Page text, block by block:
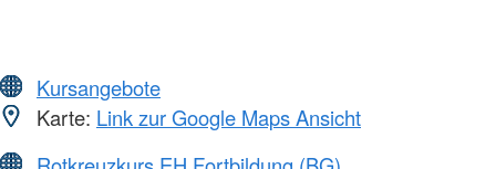
Kursangebote
Karte: Link zur Google Maps Ansicht